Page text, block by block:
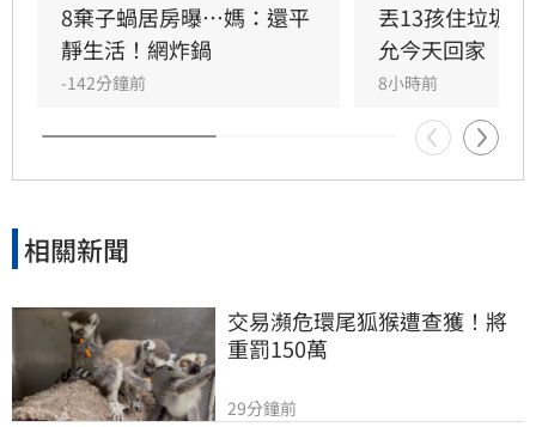
孩童健康無虞。然而，針對縣府處置被質疑慢半
拍，前社會處長、律師桂祥晟重砲抨擊，主張縣
府應立即向法院聲請停止親權及保護令，以保障
孩童權益。他更公開表示已備妥相關訴狀，呼籲
縣府展現鐵腕執法，切勿讓孩子淪為制度外的犧
牲品，應儘速介入給予實質保護與安置。
8棄子蝸居房曝⋯媽：還平
靜生活！網炸鍋
-142分鐘前
丟13孩住垃圾
允今天回家
8小時前
相關新聞
交易瀕危環尾狐猴遭查獲！將
重罰150萬
29分鐘前